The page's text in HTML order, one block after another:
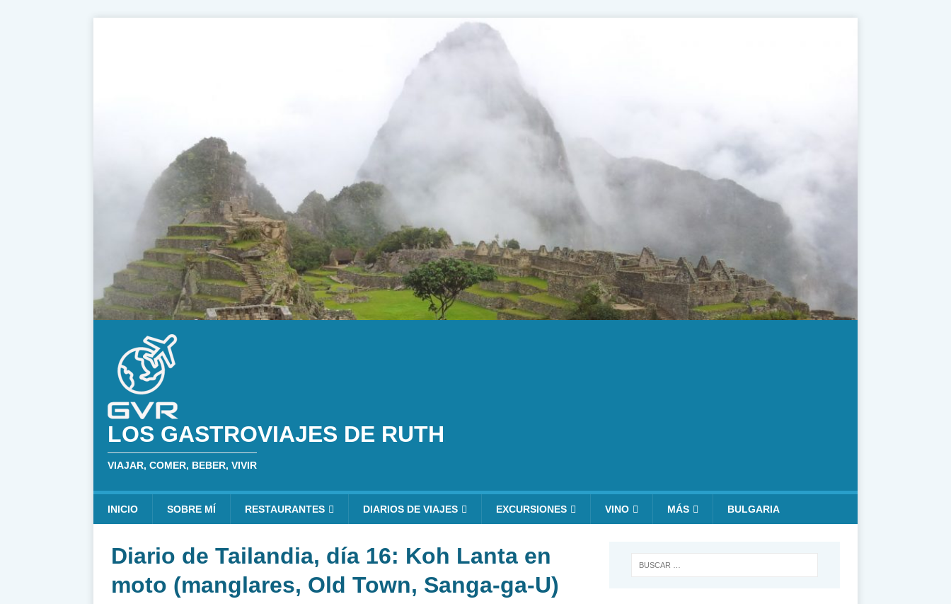
LOS GASTROVIAJES DE RUTH
VIAJAR, COMER, BEBER, VIVIR
INICIO SOBRE MÍ RESTAURANTES DIARIOS DE VIAJES EXCURSIONES VINO MÁS BULGARIA
Diario de Tailandia, día 16: Koh Lanta en
moto (manglares, Old Town, Sanga-ga-U)